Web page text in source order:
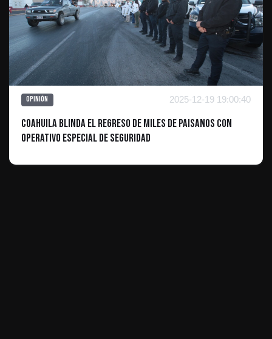
Opinión 2025-12-19 19:00:40
Coahuila blinda el regreso de miles de paisanos con
operativo especial de seguridad